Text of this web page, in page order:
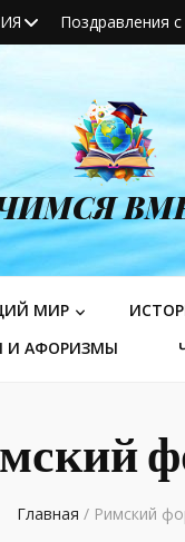
Поздравления
МИР
И АФОРИЗМЫ
Главная / Римский